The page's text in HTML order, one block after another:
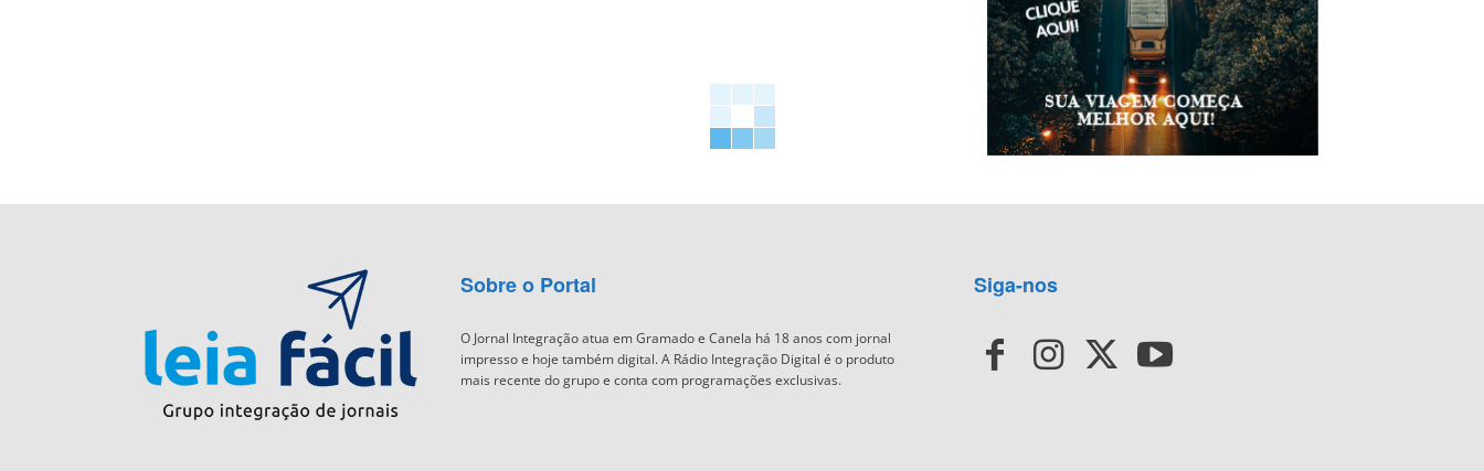
Sobre o Portal
O Jornal Integração atua em Gramado e Canela há 18 anos com jornal
impresso e hoje também digital. A Rádio Integração Digital é o produto
mais recente do grupo e conta com programações exclusivas.
Siga-nos